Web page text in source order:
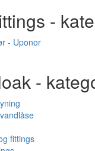
-
- Uponor
-
fittings